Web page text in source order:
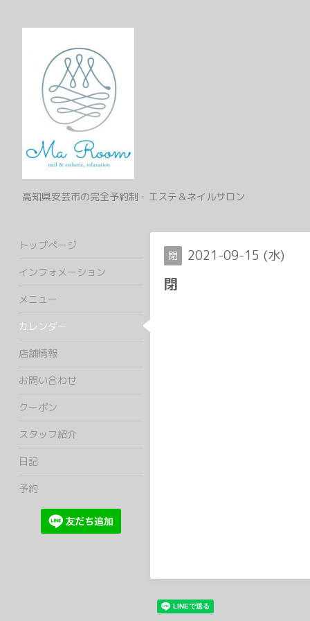
高知県安芸市の完全予約制・エステ＆ネイルサロン
閉 2021-09-15 (水)
閉
トップページ
インフォメーション
メニュー
カレンダー
店舗情報
お問い合わせ
クーポン
スタッフ紹介
日記
予約